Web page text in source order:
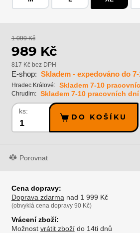
1 099 Kč
989 Kč
817 Kč bez DPH
E-shop: Skladem - expedováno do
Hradec Králové: Skladem 7-10
Chrudim: Skladem 7-10 pracovních dní
ks:
DO KOŠÍKU
Porovnat
Cena dopravy:
Doprava zdarma nad 1 999 Kč
(obvyklá cena dopravy 90 Kč)
Vrácení zboží:
Možnost vrátit zbožído 14ti dnů